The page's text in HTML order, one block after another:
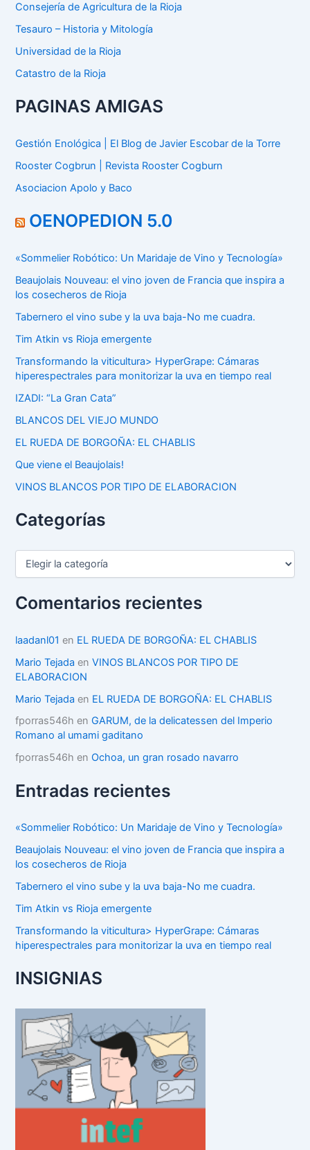
Consejería de Agricultura de la Rioja
Tesauro – Historia y Mitología
Universidad de la Rioja
Catastro de la Rioja
PAGINAS AMIGAS
Gestión Enológica | El Blog de Javier Escobar de la Torre
Rooster Cogbrun | Revista Rooster Cogburn
Asociacion Apolo y Baco
OENOPEDION 5.0
«Sommelier Robótico: Un Maridaje de Vino y Tecnología»
Beaujolais Nouveau: el vino joven de Francia que inspira a
los cosecheros de Rioja
Tabernero el vino sube y la uva baja-No me cuadra.
Tim Atkin vs Rioja emergente
Transformando la viticultura> HyperGrape: Cámaras
hiperespectrales para monitorizar la uva en tiempo real
IZADI: “La Gran Cata”
BLANCOS DEL VIEJO MUNDO
EL RUEDA DE BORGOÑA: EL CHABLIS
Que viene el Beaujolais!
VINOS BLANCOS POR TIPO DE ELABORACION
Categorías
C
e
g
r
a
s
Comentarios recientes
laadanl01 en EL RUEDA DE BORGOÑA: EL CHABLIS
Mario Tejada enVINOS BLANCOS POR TIPO DE
ELABORACION
Mario Tejada en EL RUEDA DE BORGOÑA: EL CHABLIS
fporras546h en GARUM, de la delicatessen del Imperio
Romano al umami gaditano
fporras546h en Ochoa, un gran rosado navarro
Entradas recientes
«Sommelier Robótico: Un Maridaje de Vino y Tecnología»
Beaujolais Nouveau: el vino joven de Francia que inspira a
los cosecheros de Rioja
Tabernero el vino sube y la uva baja-No me cuadra.
Tim Atkin vs Rioja emergente
Transformando la viticultura> HyperGrape: Cámaras
hiperespectrales para monitorizar la uva en tiempo real
INSIGNIAS